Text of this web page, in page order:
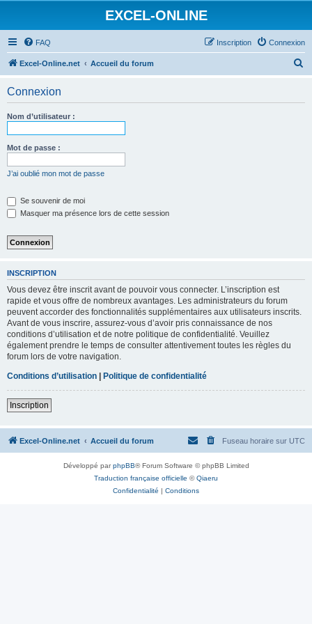
EXCEL-ONLINE
FAQ Connexion
Inscription
Excel-Online.net Accueil du forum
Connexion
Nom d’utilisateur :
Mot de passe :
J’ai oublié mon mot de passe
Se souvenir de moi
Masquer ma présence lors de cette session
INSCRIPTION
Vous devez être inscrit avant de pouvoir vous connecter. L’inscription est
rapide et vous offre de nombreux avantages. Les administrateurs du forum
peuvent accorder des fonctionnalités supplémentaires aux utilisateurs inscrits.
Avant de vous inscrire, assurez-vous d’avoir pris connaissance de nos
conditions d’utilisation et de notre politique de confidentialité. Veuillez
également prendre le temps de consulter attentivement toutes les règles du
forum lors de votre navigation.
Conditions d’utilisation | Politique de confidentialité
Inscription
Excel-Online.net Accueil du forum Fuseau horaire sur UTC
Développé parphpBB® Forum Software © phpBB Limited
Traduction française officielle ©Qiaeru
Confidentialité | Conditions